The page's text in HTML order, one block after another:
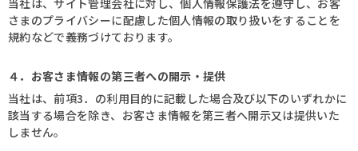
当社は、サイト管理会社に対し、個人情報保護法を遵守し、お客
さまのプライバシーに配慮した個人情報の取り扱いをすることを
規約などで義務づけております。
４．お客さま情報の第三者への開示・提供
当社は、前項3．の利用目的に記載した場合及び以下のいずれかに
該当する場合を除き、お客さま情報を第三者へ開示又は提供いた
しません。